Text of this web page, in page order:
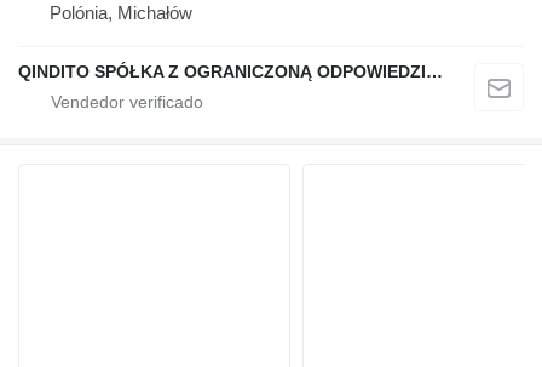
Polónia, Michałów
QINDITO SPÓŁKA Z OGRANICZONĄ ODPOWIEDZIALNOŚCIĄ